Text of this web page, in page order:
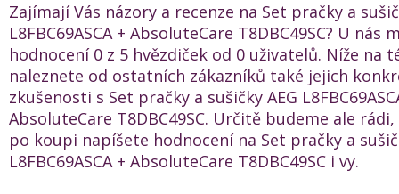
Zajímají Vás názory a recenze na Set pračky a
L8FBC69ASCA + AbsoluteCare T8DBC49SC? U nás
hodnocení 0 z 5 hvězdiček od 0 uživatelů. Níže na
naleznete od ostatních zákazníků také jejich
zkušenosti s Set pračky a sušičky AEG
AbsoluteCare T8DBC49SC. Určitě budeme ale
po koupi napíšete hodnocení na Set pračky a
L8FBC69ASCA + AbsoluteCare T8DBC49SC i vy.